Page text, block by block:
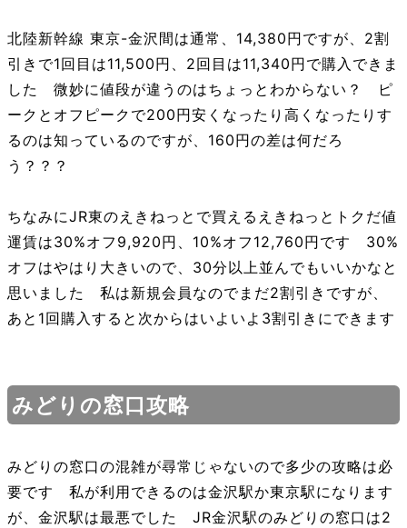
北陸新幹線 東京-金沢間は通常、14,380円ですが、2割
引きで1回目は11,500円、2回目は11,340円で購入できま
した 微妙に値段が違うのはちょっとわからない？ ピ
ークとオフピークで200円安くなったり高くなったりす
るのは知っているのですが、160円の差は何だろ
う？？？
ちなみにJR東のえきねっとで買えるえきねっとトクだ値
運賃は30%オフ9,920円、10%オフ12,760円です 30%
オフはやはり大きいので、30分以上並んでもいいかなと
思いました 私は新規会員なのでまだ2割引きですが、
あと1回購入すると次からはいよいよ3割引きにできます
みどりの窓口攻略
みどりの窓口の混雑が尋常じゃないので多少の攻略は必
要です 私が利用できるのは金沢駅か東京駅になります
が、金沢駅は最悪でした JR金沢駅のみどりの窓口は2